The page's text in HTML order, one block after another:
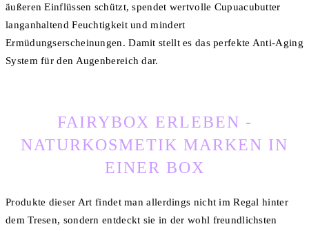
äußeren Einflüssen schützt, spendet wertvolle Cupuacubutter
langanhaltend Feuchtigkeit und mindert
Ermüdungserscheinungen. Damit stellt es das perfekte Anti-Aging
System für den Augenbereich dar.
FAIRYBOX ERLEBEN -
NATURKOSMETIK MARKEN IN
EINER BOX
Produkte dieser Art findet man allerdings nicht im Regal hinter
dem Tresen, sondern entdeckt sie in der wohl freundlichsten